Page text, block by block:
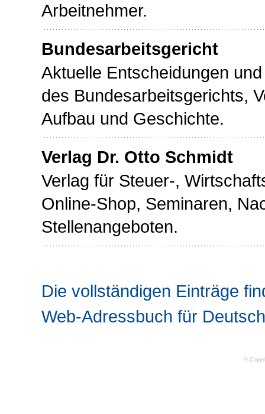
Arbeitnehmer.
Bundesarbeitsgericht
Aktuelle Entscheidungen
des Bundesarbeitsgerichts,
Aufbau und Geschichte.
Verlag Dr. Otto Schmidt
Verlag für Steuer-,
Online-Shop, Seminaren,
Stellenangeboten.
Die vollständigen Einträge
Web-Adressbuch für
©